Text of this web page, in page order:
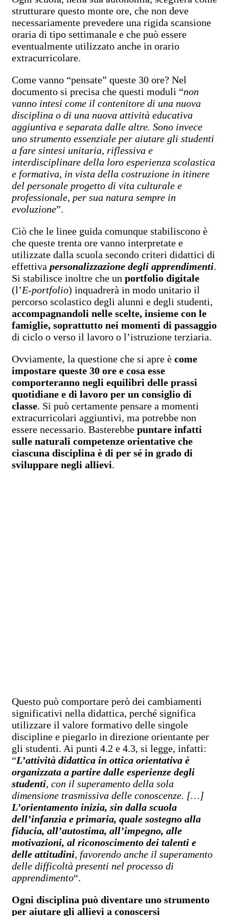
strutturare questo monte ore, che non deve
necessariamente prevedere una rigida scansione
oraria di tipo settimanale e che può essere
eventualmente utilizzato anche in orario
extracurricolare.
Come vanno “pensate” queste 30 ore? Nel
documento si precisa che questi moduli “non
vanno intesi come il contenitore di una nuova
disciplina o di una nuova attività educativa
aggiuntiva e separata dalle altre. Sono invece
uno strumento essenziale per aiutare gli studenti
a fare sintesi unitaria, riflessiva e
interdisciplinare della loro esperienza scolastica
e formativa, in vista della costruzione in itinere
del personale progetto di vita culturale e
professionale, per sua natura sempre in
evoluzione”.
Ciò che le linee guida comunque stabiliscono è
che queste trenta ore vanno interpretate e
utilizzate dalla scuola secondo criteri didattici di
effettiva personalizzazione degli apprendimenti.
Si stabilisce inoltre che un portfolio digitale
(l’E-portfolio) inquadrerà in modo unitario il
percorso scolastico degli alunni e degli studenti,
accompagnandoli nelle scelte, insieme con le
famiglie, soprattutto nei momenti di passaggio
di ciclo o verso il lavoro o l’istruzione terziaria.
Ovviamente, la questione che si apre è come
impostare queste 30 ore e cosa esse
comporteranno negli equilibri delle prassi
quotidiane e di lavoro per un consiglio di
classe. Si può certamente pensare a momenti
extracurricolari aggiuntivi, ma potrebbe non
essere necessario. Basterebbe puntare infatti
sulle naturali competenze orientative che
ciascuna disciplina è di per sé in grado di
sviluppare negli allievi.
Questo può comportare però dei cambiamenti
significativi nella didattica, perché significa
utilizzare il valore formativo delle singole
discipline e piegarlo in direzione orientante per
gli studenti. Ai punti 4.2 e 4.3, si legge, infatti:
“L’attività didattica in ottica orientativa è
organizzata a partire dalle esperienze degli
studenti, con il superamento della sola
dimensione trasmissiva delle conoscenze. […]
L’orientamento inizia, sin dalla scuola
dell’infanzia e primaria, quale sostegno alla
fiducia, all’autostima, all’impegno, alle
motivazioni, al riconoscimento dei talenti e
delle attitudini, favorendo anche il superamento
delle difficoltà presenti nel processo di
apprendimento“.
Ogni disciplina può diventare uno strumento
per aiutare gli allievi a conoscersi